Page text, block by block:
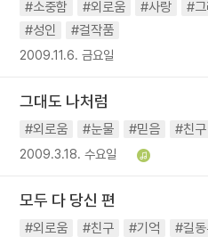
#소중함 #외로움 #사랑 #
#성인
#걸작품
2009.11.6. 금요일
그대도 나처럼
#외로움 #눈물 #믿음 #친구
2009.3.18. 수요일
모두 다 당신 편
#외로움 #친구 #기억 #길